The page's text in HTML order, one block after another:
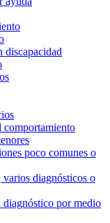
discapacidad
comportamiento
poco comunes o
diagnósticos o
diagnóstico por medio